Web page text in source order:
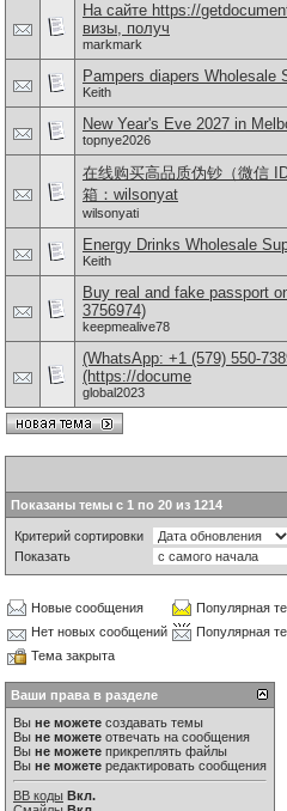
На сайте https://
визы, получ
markmark
Pampers diapers Wholesale
Keith
New Year's Eve 2027 in
topnye2026
在线购买高品质伪钞（微信
箱：wilsonyat
wilsonyati
Energy Drinks Wholesale
Keith
Buy real and fake passport
3756974)
keepmealive78
(WhatsApp: +1 (579) 550-
(https://docume
global2023
Показаны темы с 1 по 20 из 1214
Критерий сортировки
Показать
Новые сообщения
Популярная
Нет новых сообщений
Популярная
Тема закрыта
Ваши права в разделе
Вы не можете создавать темы
Вы не можете отвечать на сообщения
Вы не можете прикреплять файлы
Вы не можете редактировать сообщения
BB коды Вкл.